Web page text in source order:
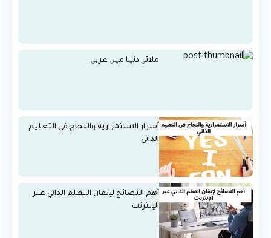
ملائی دنیا میں عربی
أسرار الاستمرارية والنجاح في التعليم
الذاتي
أهم النصائح لإتقان التعلم الذاتي عبر
الإنترنت